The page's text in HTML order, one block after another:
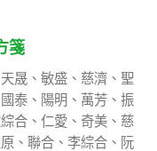
箋
晟、敏盛、慈濟、聖
泰、陽明、萬芳、振
合、仁愛、奇美、慈
、聯合、李綜合、阮